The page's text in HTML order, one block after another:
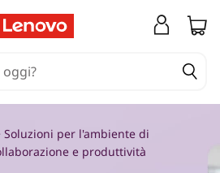
Soluzioni per l'ambiente di
e produttività